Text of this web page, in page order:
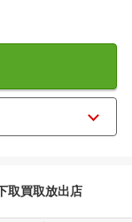
取買取放出店